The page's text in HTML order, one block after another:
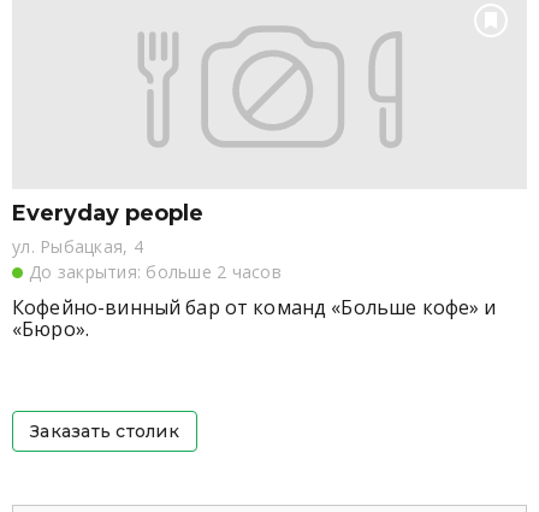
Everyday people
ул. Рыбацкая, 4
До закрытия: больше 2 часов
Кофейно-винный бар от команд «Больше кофе» и
«Бюро».
Заказать столик